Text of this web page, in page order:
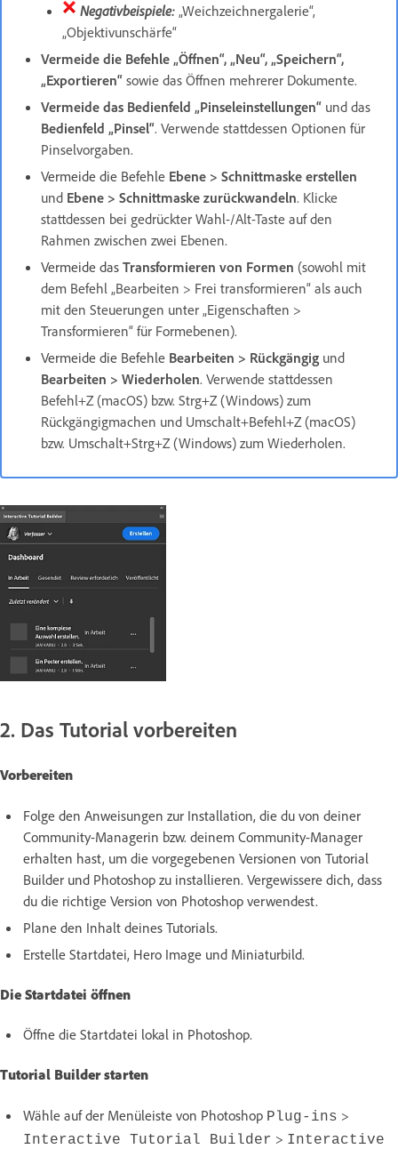
Negativbeispiele: „Weichzeichnergalerie“,
„Objektivunschärfe“
Vermeide die Befehle „Öffnen“, „Neu“, „Speichern“,
„Exportieren“ sowie das Öffnen mehrerer Dokumente.
Vermeide das Bedienfeld „Pinseleinstellungen“ und das
Bedienfeld „Pinsel“. Verwende stattdessen Optionen für
Pinselvorgaben.
Vermeide die Befehle Ebene > Schnittmaske erstellen
und Ebene > Schnittmaske zurückwandeln. Klicke
stattdessen bei gedrückter Wahl-/Alt-Taste auf den
Rahmen zwischen zwei Ebenen.
Vermeide das Transformieren von Formen (sowohl mit
dem Befehl „Bearbeiten > Frei transformieren“ als auch
mit den Steuerungen unter „Eigenschaften >
Transformieren“ für Formebenen).
Vermeide die Befehle Bearbeiten > Rückgängig und
Bearbeiten > Wiederholen. Verwende stattdessen
Befehl+Z (macOS) bzw. Strg+Z (Windows) zum
Rückgängigmachen und Umschalt+Befehl+Z (macOS)
bzw. Umschalt+Strg+Z (Windows) zum Wiederholen.
2. Das Tutorial vorbereiten
Vorbereiten
Folge den Anweisungen zur Installation, die du von deiner
Community-Managerin bzw. deinem Community-Manager
erhalten hast, um die vorgegebenen Versionen von Tutorial
Builder und Photoshop zu installieren. Vergewissere dich, dass
du die richtige Version von Photoshop verwendest.
Plane den Inhalt deines Tutorials.
Erstelle Startdatei, Hero Image und Miniaturbild.
Die Startdatei öffnen
Öffne die Startdatei lokal in Photoshop.
Tutorial Builder starten
Wähle auf der Menüleiste von Photoshop Plug-ins >
Interactive Tutorial Builder > Interactive